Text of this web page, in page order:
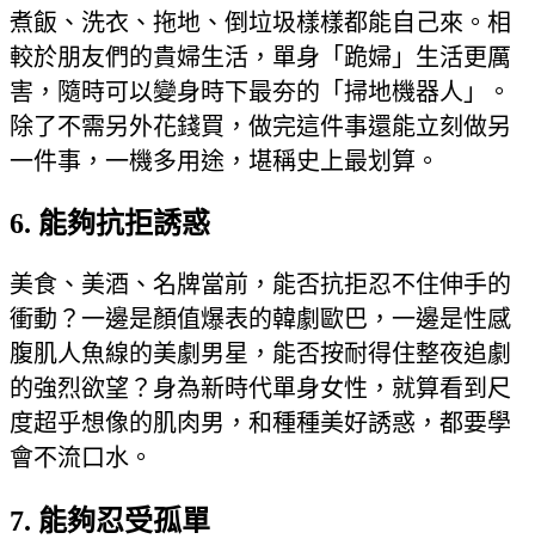
煮飯、洗衣、拖地、倒垃圾樣樣都能自己來。相
較於朋友們的貴婦生活，單身「跪婦」生活更厲
害，隨時可以變身時下最夯的「掃地機器人」。
除了不需另外花錢買，做完這件事還能立刻做另
一件事，一機多用途，堪稱史上最划算。
6. 能夠抗拒誘惑
美食、美酒、名牌當前，能否抗拒忍不住伸手的
衝動？一邊是顏值爆表的韓劇歐巴，一邊是性感
腹肌人魚線的美劇男星，能否按耐得住整夜追劇
的強烈欲望？身為新時代單身女性，就算看到尺
度超乎想像的肌肉男，和種種美好誘惑，都要學
會不流口水。
7. 能夠忍受孤單